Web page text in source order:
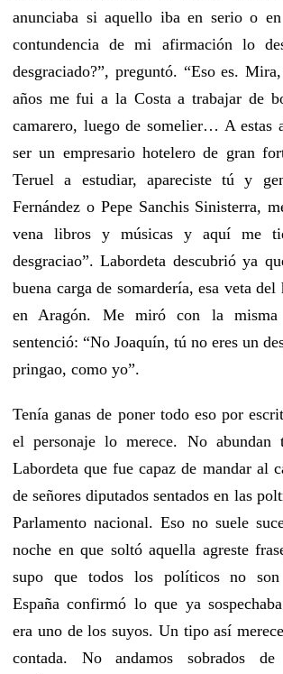
anunciaba si aquello iba en serio o
contundencia de mi afirmación lo
desgraciado?”, preguntó. “Eso es.
años me fui a la Costa a trabajar de
camarero, luego de somelier… A estas
ser un empresario hotelero de gran
Teruel a estudiar, apareciste tú y
Fernández o Pepe Sanchis Sinisterra,
vena libros y músicas y aquí me
desgraciao”. Labordeta descubrió ya
buena carga de somardería, esa veta
en Aragón. Me miró con la misma
sentenció: “No Joaquín, tú no eres un
pringao, como yo”.
Tenía ganas de poner todo eso por
el personaje lo merece. No abundan
Labordeta que fue capaz de mandar al
de señores diputados sentados en las
Parlamento nacional. Eso no suele
noche en que soltó aquella agreste
supo que todos los políticos no son
España confirmó lo que ya
era uno de los suyos. Un tipo así
contada. No andamos sobrados de